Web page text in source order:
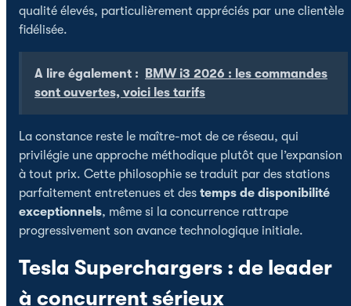
qualité élevés, particulièrement appréciés par une clientèle
fidélisée.
A lire également :
BMW i3 2026 : les commandes
sont ouvertes, voici les tarifs
La constance reste le maître-mot de ce réseau, qui
privilégie une approche méthodique plutôt que l’expansion
à tout prix. Cette philosophie se traduit par des stations
parfaitement entretenues et des temps de disponibilité
exceptionnels, même si la concurrence rattrape
progressivement son avance technologique initiale.
Tesla Superchargers : de leader
à concurrent sérieux